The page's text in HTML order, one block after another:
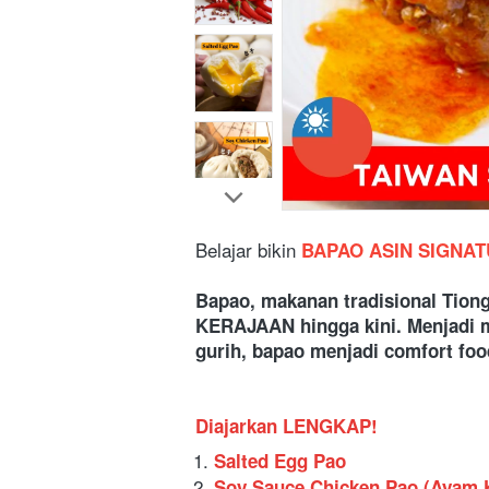
Belajar bikin BAPAO ASIN
Bapao, makanan tradisional
KERAJAAN hingga kini. Menjadi
gurih, bapao menjadi comfort
Diajarkan LENGKAP!
Salted Egg Pao